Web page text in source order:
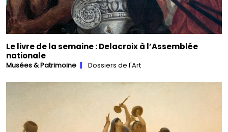
Le livre de la semaine : Delacroix à l’Assemblée
nationale
Musées & Patrimoine Dossiers de l'Art